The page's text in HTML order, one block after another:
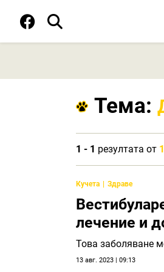
Тема:
1 - 1 резултата от 1
Кучета Здраве
лечение и
Това заболяване
13 авг. 2023 | 09:13